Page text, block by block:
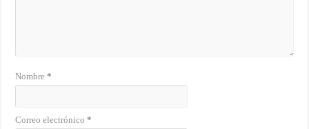
Nombre*
Correo electrónico*